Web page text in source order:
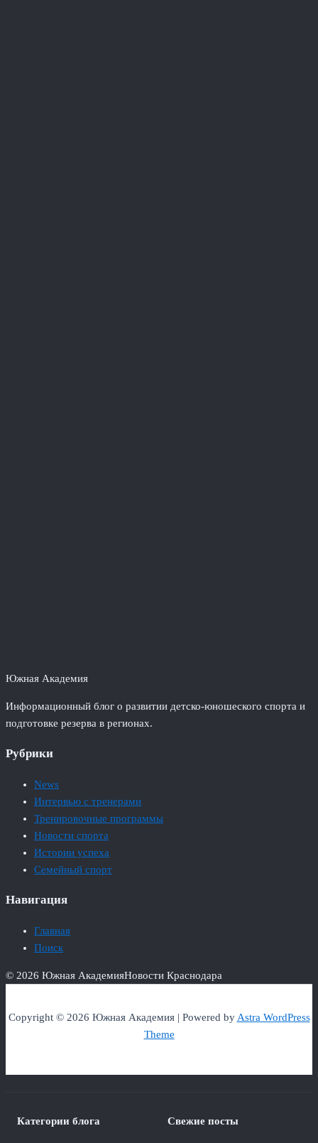
Южная Академия
Информационный блог о развитии детско-юношеского спорта и
подготовке резерва в регионах.
Рубрики
News
Интервью с тренерами
Тренировочные программы
Новости спорта
Истории успеха
Семейный спорт
Навигация
Главная
Поиск
© 2026 Южная АкадемияНовости Краснодара
Copyright © 2026 Южная Академия | Powered byAstra WordPress
Theme
Категории блога Свежие посты